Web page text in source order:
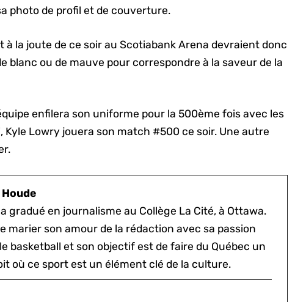
photo de profil et de couverture.
à la joute de ce soir au Scotiabank Arena devraient donc
blanc ou de mauve pour correspondre à la saveur de la
enfilera son uniforme pour la 500ème fois avec les
Kyle Lowry jouera son match #500 ce soir. Une autre
gradué en journalisme au Collège La Cité, à Ottawa.
marier son amour de la rédaction avec sa passion
basketball et son objectif est de faire du Québec un
où ce sport est un élément clé de la culture.